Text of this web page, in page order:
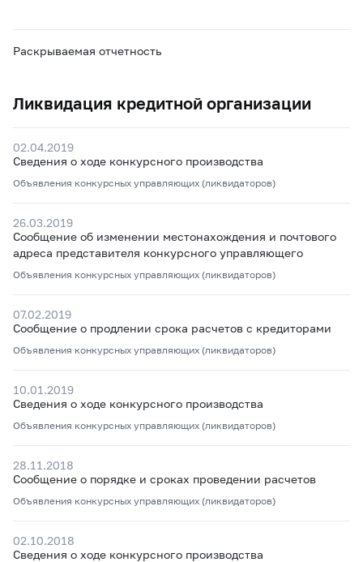
Раскрываемая отчетность
Ликвидация кредитной организации
02.04.2019
Сведения о ходе конкурсного производства
Объявления конкурсных управляющих (ликвидаторов)
26.03.2019
Сообщение об изменении местонахождения и почтового
адреса представителя конкурсного управляющего
Объявления конкурсных управляющих (ликвидаторов)
07.02.2019
Сообщение о продлении срока расчетов с кредиторами
Объявления конкурсных управляющих (ликвидаторов)
10.01.2019
Сведения о ходе конкурсного производства
Объявления конкурсных управляющих (ликвидаторов)
28.11.2018
Сообщение о порядке и сроках проведении расчетов
Объявления конкурсных управляющих (ликвидаторов)
02.10.2018
Сведения о ходе конкурсного производства